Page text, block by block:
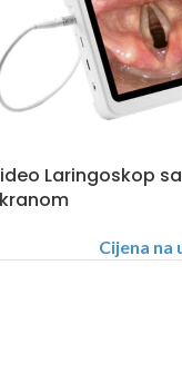
Laringoskop
Cijena na